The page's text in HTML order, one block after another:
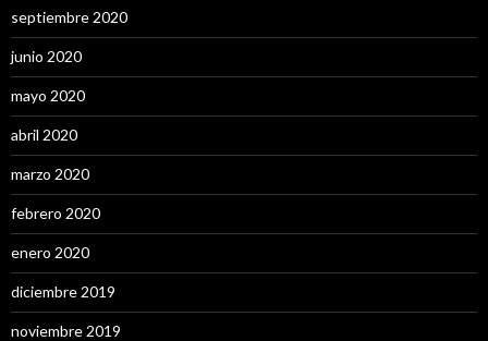
septiembre 2020
junio 2020
mayo 2020
abril 2020
marzo 2020
febrero 2020
enero 2020
diciembre 2019
noviembre 2019